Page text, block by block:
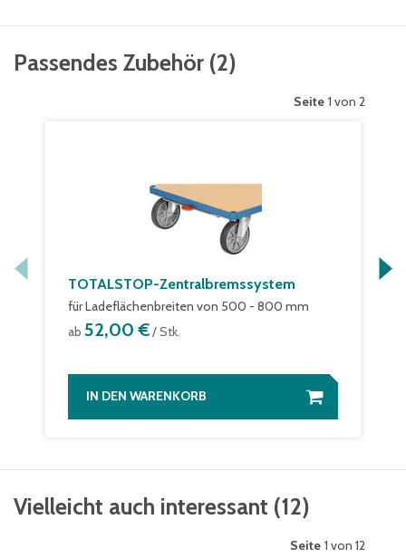
Passendes Zubehör (2)
Seite 1 von 2
TOTALSTOP-Zentralbremssystem
für Ladeflächenbreiten von 500 - 800 mm
ab 52,00 €/ Stk.
IN DEN WARENKORB
Vielleicht auch interessant (12)
Seite 1 von 12